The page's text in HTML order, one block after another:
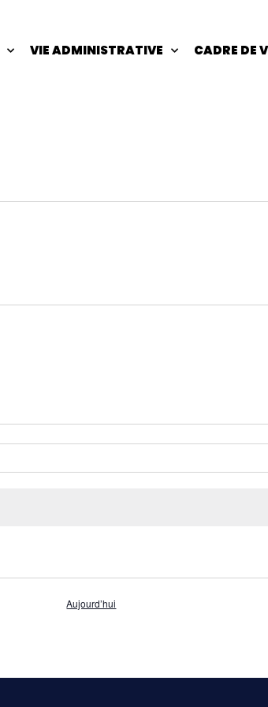
VIE ADMINISTRATIVE CADRE DE
Aujourd’hui